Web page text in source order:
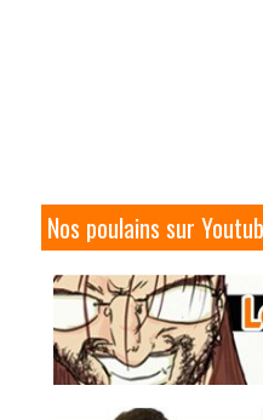
Nos poulains sur